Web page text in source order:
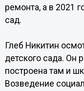
ремонта, а в 2021
сад.
Глеб Никитин
детского сада. Он
построена там и
Возведение